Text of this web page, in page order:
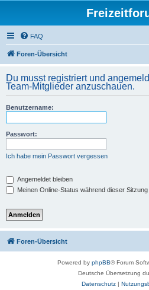
FAQ
Foren-Übersicht
Du musst registriert und
Team-Mitglieder anzuschauen.
Benutzername:
Passwort:
Ich habe mein Passwort vergessen
Angemeldet bleiben
Meinen Online-Status während dieser
Foren-Übersicht
Powered by phpBB® Forum
Deutsche Übersetzung
Datenschutz|